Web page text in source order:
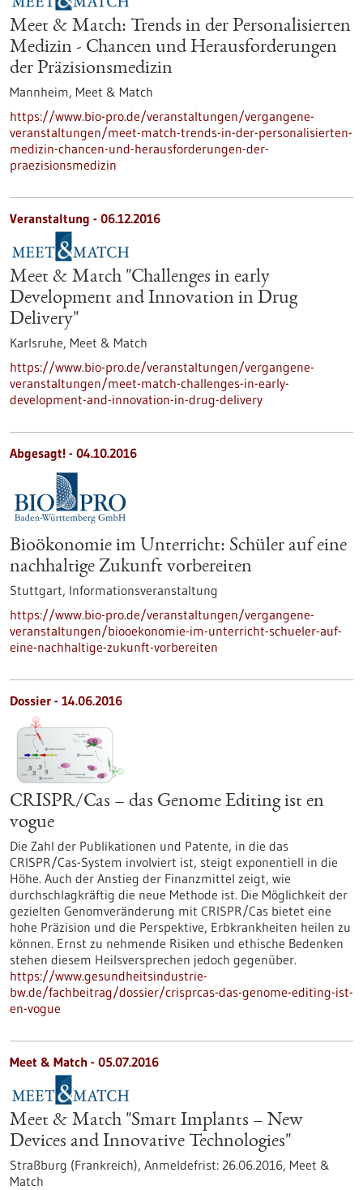
Meet & Match: Trends in der Personalisierten
Medizin - Chancen und Herausforderungen
der Präzisionsmedizin
Mannheim, Meet & Match
https://www.bio-pro.de/veranstaltungen/vergangene-
veranstaltungen/meet-match-trends-in-der-personalisierten-
medizin-chancen-und-herausforderungen-der-
praezisionsmedizin
Veranstaltung - 06.12.2016
Meet & Match "Challenges in early
Development and Innovation in Drug
Delivery"
Karlsruhe, Meet & Match
https://www.bio-pro.de/veranstaltungen/vergangene-
veranstaltungen/meet-match-challenges-in-early-
development-and-innovation-in-drug-delivery
Abgesagt! - 04.10.2016
Bioökonomie im Unterricht: Schüler auf eine
nachhaltige Zukunft vorbereiten
Stuttgart, Informationsveranstaltung
https://www.bio-pro.de/veranstaltungen/vergangene-
veranstaltungen/biooekonomie-im-unterricht-schueler-auf-
eine-nachhaltige-zukunft-vorbereiten
Dossier - 14.06.2016
CRISPR/Cas – das Genome Editing ist en
vogue
Die Zahl der Publikationen und Patente, in die das
CRISPR/Cas-System involviert ist, steigt exponentiell in die
Höhe. Auch der Anstieg der Finanzmittel zeigt, wie
durchschlagkräftig die neue Methode ist. Die Möglichkeit der
gezielten Genomveränderung mit CRISPR/Cas bietet eine
hohe Präzision und die Perspektive, Erbkrankheiten heilen zu
können. Ernst zu nehmende Risiken und ethische Bedenken
stehen diesem Heilsversprechen jedoch gegenüber.
https://www.gesundheitsindustrie-
bw.de/fachbeitrag/dossier/crisprcas-das-genome-editing-ist-
en-vogue
Meet & Match - 05.07.2016
Meet & Match "Smart Implants – New
Devices and Innovative Technologies"
Straßburg (Frankreich), Anmeldefrist: 26.06.2016, Meet &
Match